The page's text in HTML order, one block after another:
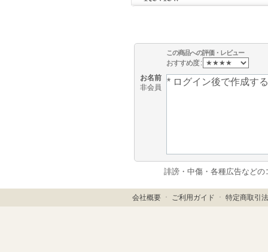
この商品への評価・レビュー
おすすめ度 :
お名前
非会員
誹謗・中傷・各種広告など
会社概要 ㆍ ご利用ガイド ㆍ特定商取引